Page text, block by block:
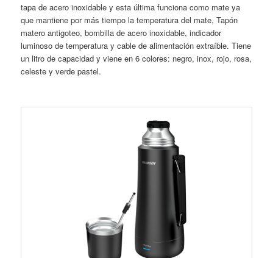
tapa de acero inoxidable y esta última funciona como mate ya
que mantiene por más tiempo la temperatura del mate, Tapón
matero antigoteo, bombilla de acero inoxidable, indicador
luminoso de temperatura y cable de alimentación extraíble. Tiene
un litro de capacidad y viene en 6 colores: negro, inox, rojo, rosa,
celeste y verde pastel.